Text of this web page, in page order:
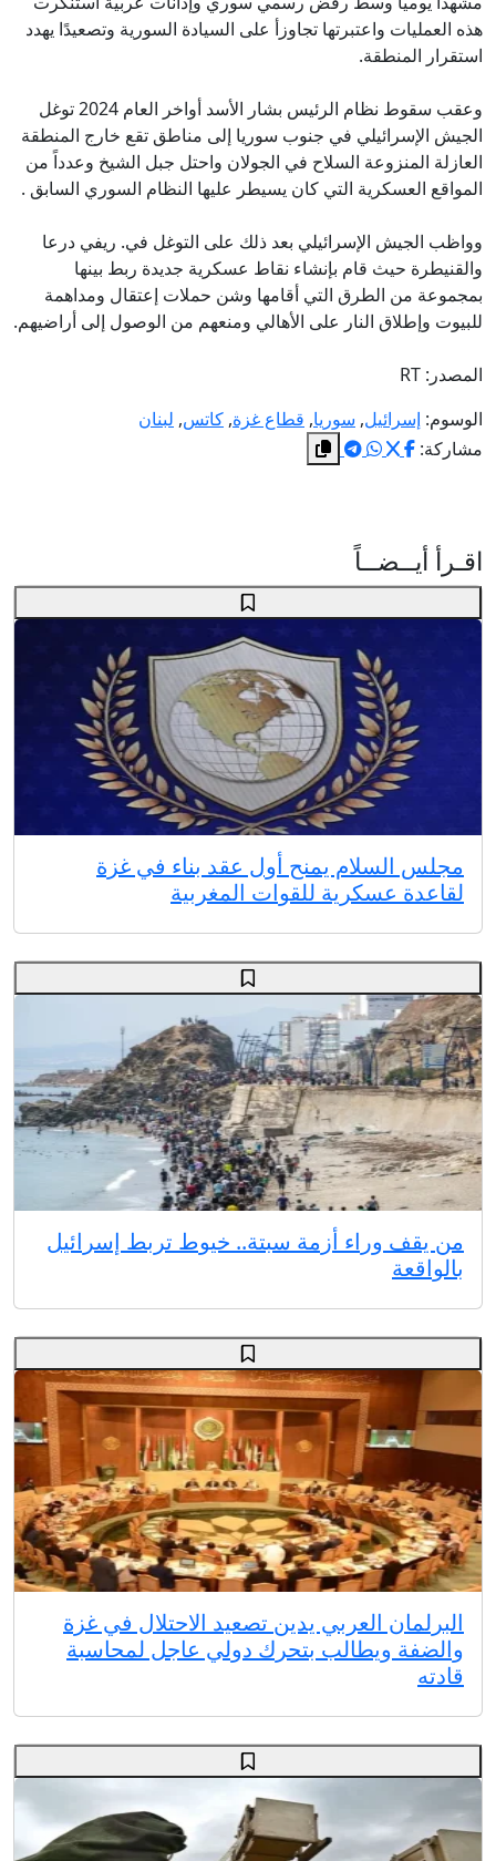
هذه العمليات واعتبرتها تجاوزأ على السيادة السورية وتصعيدًا يهدد
استقرار المنطقة.
وعقب سقوط نظام الرئيس بشار الأسد أواخر العام 2024 توغل
الجيش الإسرائيلي في جنوب سوريا إلى مناطق تقع خارج المنطقة
العازلة المنزوعة السلاح في الجولان واحتل جبل الشيخ وعدداً من
المواقع العسكرية التي كان يسيطر عليها النظام السوري السابق .
وواظب الجيش الإسرائيلي بعد ذلك على التوغل في. ريفي درعا
والقنيطرة حيث قام بإنشاء نقاط عسكرية جديدة ربط بينها
بمجموعة من الطرق التي أقامها وشن حملات إعتقال ومداهمة
للبيوت وإطلاق النار على الأهالي ومنعهم من الوصول إلى أراضيهم.
المصدر: RT
الوسوم: إسرائيل, سوريا, قطاع غزة, كاتس, لبنان
مشاركة:
اقـرأ أيــضــاً
مجلس السلام يمنح أول عقد بناء في غزة
لقاعدة عسكرية للقوات المغربية
من يقف وراء أزمة سبتة.. خيوط تربط إسرائيل
بالواقعة
البرلمان العربي يدين تصعيد الاحتلال في غزة
والضفة ويطالب بتحرك دولي عاجل لمحاسبة
قادته